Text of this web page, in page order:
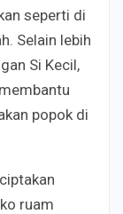
seperti di
Selain lebih
Si Kecil,
popok di
ruam